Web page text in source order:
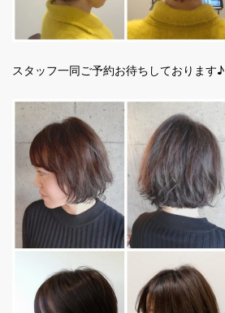
スタッフ一同ご予約お待ちしております♪